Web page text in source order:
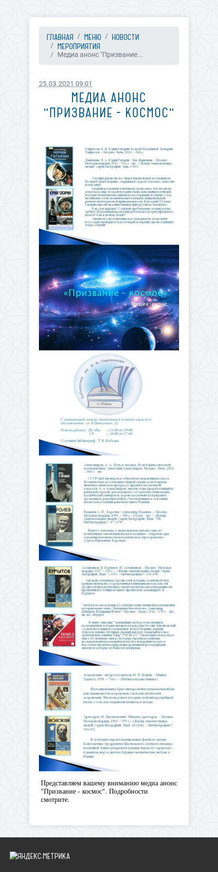
ГЛАВНАЯ МЕНЮ
НОВОСТИ
МЕРОПРИЯТИЯ
Медиа анонс "Призвание...
25.03.2021 09:01
МЕДИА АНОНС
"ПРИЗВАНИЕ - КОСМОС"
Представляем вашему вниманию медиа анонс
"Призвание - космос". Подробности
смотрите.